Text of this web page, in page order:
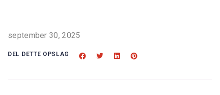
september 30, 2025
DEL DETTE OPSLAG